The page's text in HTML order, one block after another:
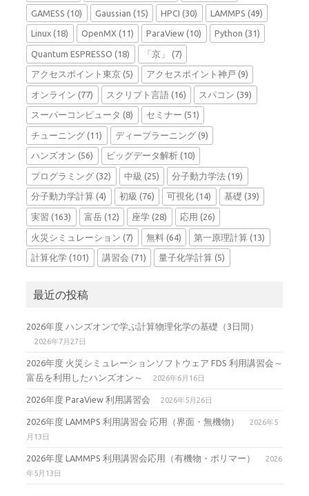
GAMESS (10) Gaussian (15) HPCI (30) LAMMPS (49)
Linux (18) OpenMX(11) ParaView (10) Python (31)
Quantum ESPRESSO (18) 「京」 (7)
アクセスポイント東京 (5) アクセスポイント神戸 (9)
オンライン (77) スクリプト言語(16) スパコン (39)
スーパーコンピュータ (8) セミナー (51)
チューニング (11) ディープラーニング(9)
ハンズオン (56) ビッグデータ解析(10)
プログラミング (32) 中級 (25) 分子動力学法 (19)
分子動力学計算 (4) 初級 (76) 可視化 (14) 基礎 (39)
実習 (163) 富岳(12) 座学 (28) 応用 (26)
火災シミュレーション (7) 無料(64) 第一原理計算 (13)
計算化学 (101) 講習会 (71) 量子化学計算 (5)
最近の投稿
2026年度 ハンズオンで学ぶ計算物理化学の基礎（3日間）
2026年7月27日
2026年度 火災シミュレーションソフトウェア FDS 利用講習会～
富岳を利用したハンズオン～
2026年6月16日
2026年度 ParaView 利用講習会 2026年5月26日
2026年度 LAMMPS 利用講習会 応用（界面・無機物）
2026年5
月13日
2026年度 LAMMPS 利用講習会応用（有機物・ポリマー）
2026
年5月13日